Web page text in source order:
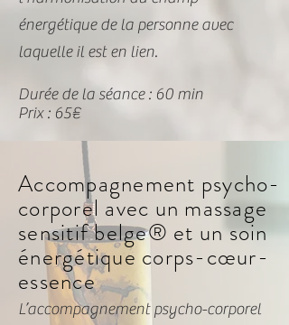
énergétique de la personne avec
laquelle il est en lien.
Durée de la séance : 60 min
Prix : 65€
Accompagnement psycho-
corporel avec un massage
sensitif belge® et un soin
énergétique corps-cœur-
essence
L’accompagnement psycho-corporel